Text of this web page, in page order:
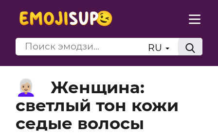
RU
👩🏼‍🦳
Женщина:
светлый тон кожи
седые волосы